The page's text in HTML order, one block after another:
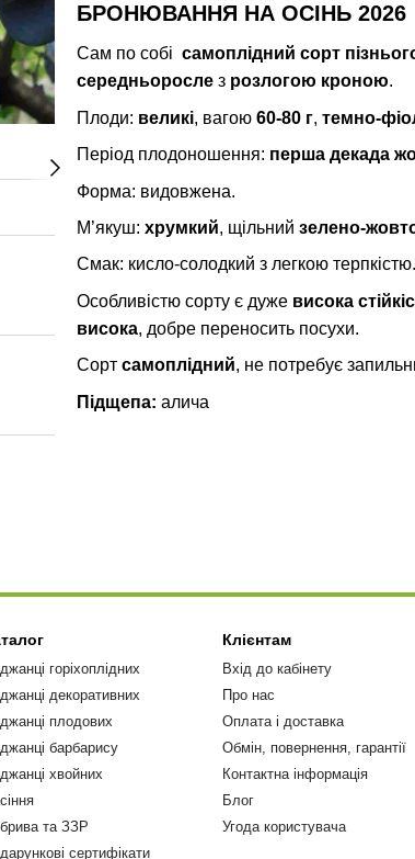
БРОНЮВАННЯ НА ОСІНЬ 2026
Сам по собі самоплідний сорт
середньорослез розлогою кроною.
Плоди: великі, вагою 60-80 г, темно-
Період плодоношення: перша декада
Форма: видовжена.
М’якуш: хрумкий, щільний зелено-
Смак: кисло-солодкий з легкою терпкістю.
Особливістю сорту є дуже висока
висока, добре переносить посухи.
Сорт самоплідний, не потребує
Підщепа: алича
горіхоплідних
декоративних
плодових
барбарису
хвойних
та ЗЗР
сертифікати
Клієнтам
Вхід до кабінету
Про нас
Оплата і доставка
Обмін, повернення, гарантії
Контактна інформація
Блог
Угода користувача